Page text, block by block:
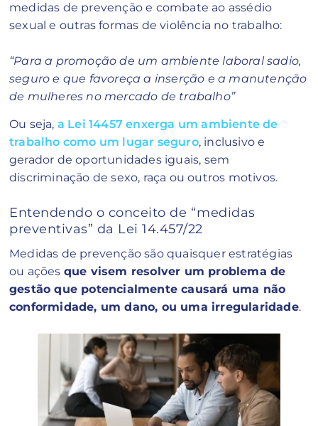
medidas de prevenção e combate ao assédio
sexual e outras formas de violência no trabalho:
“Para a promoção de um ambiente laboral sadio,
seguro e que favoreça a inserção e a manutenção
de mulheres no mercado de trabalho”
Ou seja, a Lei 14457 enxerga um ambiente de
trabalho como um lugar seguro, inclusivo e
gerador de oportunidades iguais, sem
discriminação de sexo, raça ou outros motivos.
Entendendo o conceito de “medidas
preventivas” da Lei 14.457/22
Medidas de prevenção são quaisquer estratégias
ou ações que visem resolver um problema de
gestão que potencialmente causará uma não
conformidade, um dano, ou uma irregularidade.